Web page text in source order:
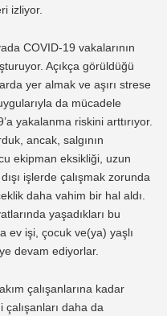
izliyor.
COVID-19 vakalarının
Açıkça görüldüğü
yer almak ve aşırı strese
da mücadele
yakalanma riskini arttırıyor.
ancak, salgının
ekipman eksikliği, uzun
işlerde çalışmak zorunda
daha vahim bir hal aldı.
yaşadıkları bu
ev işi, çocuk ve(ya) yaşlı
devam ediyorlar.
çalışanlarına kadar
daha da